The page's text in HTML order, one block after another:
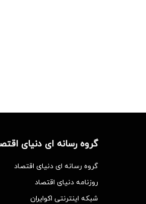
گروه رسانه ای دنیای
گروه رسانه ای دنیای اقتصاد
روزنامه دنیای اقتصاد
شبکه اینترنتی اکوایران